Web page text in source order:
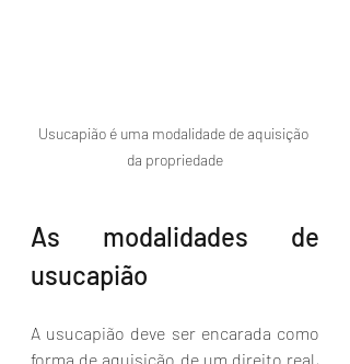
Usucapião é uma modalidade de aquisição
da propriedade
As modalidades de
usucapião
A usucapião deve ser encarada como
forma de aquisição de um direito real,